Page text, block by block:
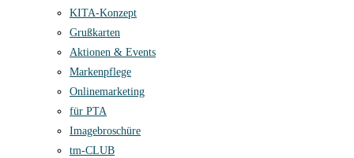
KITA-Konzept
Grußkarten
Aktionen & Events
Markenpflege
Onlinemarketing
für PTA
Imagebroschüre
tm-CLUB